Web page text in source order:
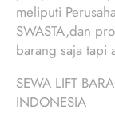
meliputi
SWASTA,dan
barang saja tapi
SEWA LIFT
INDONESIA